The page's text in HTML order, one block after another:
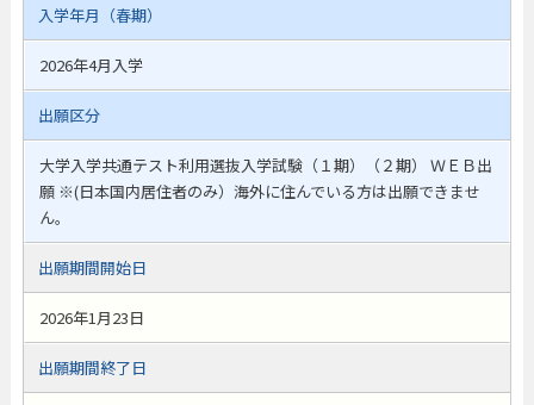
入学年月（春期）
2026年4月入学
出願区分
大学入学共通テスト利用選抜入学試験（１期）（２期） ＷＥＢ出
願 ※(日本国内居住者のみ）海外に住んでいる方は出願できませ
ん。
出願期間開始日
2026年1月23日
出願期間終了日